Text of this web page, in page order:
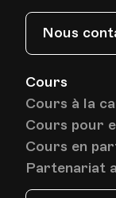
Cours
Cours à la
Cours pour
Cours en
Partenariat
Nous